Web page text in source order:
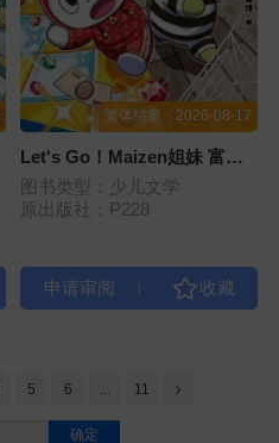
繁体结案：2026-08-17
Let's Go！Maizen姐妹 富豪
监狱VS贫民监狱 （第三册）
图书类型：少儿文学
原出版社：P228
5 6 ... 11
确定